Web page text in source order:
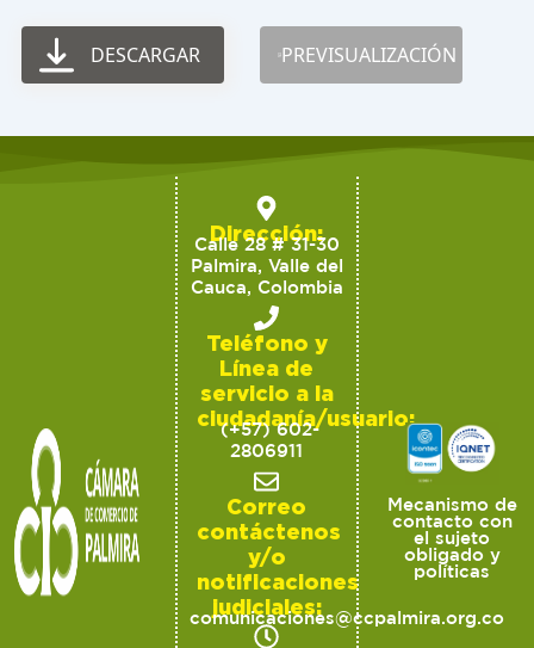
DESCARGAR PREVISUALIZACIÓN
Dirección:
Calle 28 # 31-30
Palmira, Valle del
Cauca, Colombia
Teléfono y
Línea de
servicio a la
ciudadanía/usuario:
(+57) 602-
2806911
Correo
contáctenos
y/o
notificaciones
judiciales:
comunicaciones@ccpalmira.org.co
Mecanismo de
contacto con
el sujeto
obligado y
políticas